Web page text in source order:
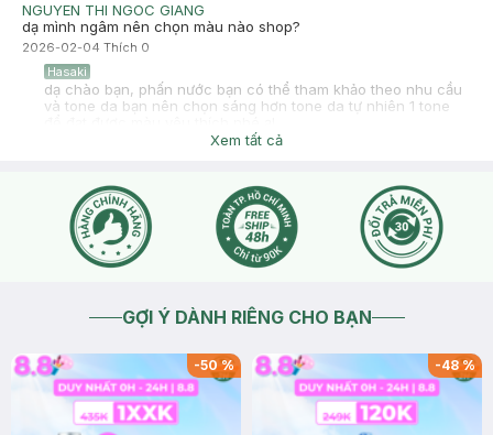
NGUYEN THI NGOC GIANG
dạ mình ngâm nên chọn màu nào shop?
2026-02-04 Thích 0
Hasaki
dạ chào bạn, phấn nước bạn có thể tham khảo theo nhu cầu
và tone da bạn nên chọn sáng hơn tone da tự nhiên 1 tone
Xem tất cả
GỢI Ý DÀNH RIÊNG CHO BẠN
-50% -48%